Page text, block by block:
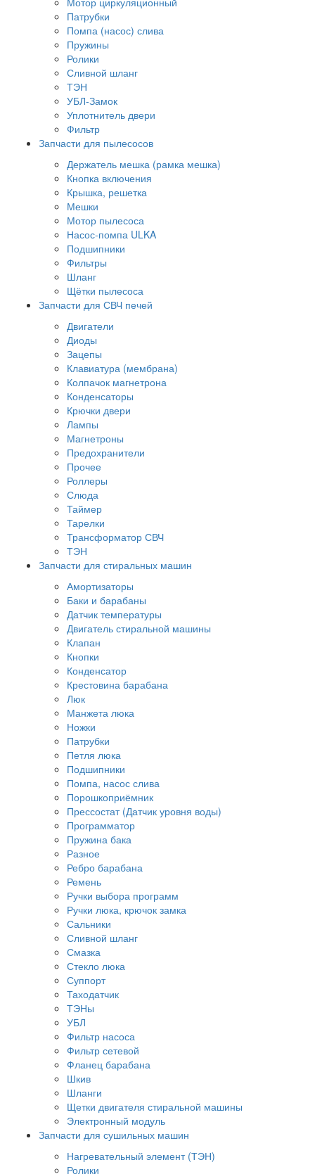
Патрубки
Помпа (насос) слива
Пружины
Ролики
Сливной шланг
ТЭН
УБЛ-Замок
Уплотнитель двери
Фильтр
Запчасти для пылесосов
Держатель мешка (рамка мешка)
Кнопка включения
Крышка, решетка
Мешки
Мотор пылесоса
Насос-помпа ULKA
Подшипники
Фильтры
Шланг
Щётки пылесоса
Запчасти для СВЧ печей
Двигатели
Диоды
Зацепы
Клавиатура (мембрана)
Колпачок магнетрона
Конденсаторы
Крючки двери
Лампы
Магнетроны
Предохранители
Прочее
Роллеры
Слюда
Таймер
Тарелки
Трансформатор СВЧ
ТЭН
Запчасти для стиральных машин
Амортизаторы
Баки и барабаны
Датчик температуры
Двигатель стиральной машины
Клапан
Кнопки
Конденсатор
Крестовина барабана
Люк
Манжета люка
Ножки
Патрубки
Петля люка
Подшипники
Помпа, насос слива
Порошкоприёмник
Прессостат (Датчик уровня воды)
Программатор
Пружина бака
Разное
Ребро барабана
Ремень
Ручки выбора программ
Ручки люка, крючок замка
Сальники
Сливной шланг
Смазка
Стекло люка
Суппорт
Таходатчик
ТЭНы
УБЛ
Фильтр насоса
Фильтр сетевой
Фланец барабана
Шкив
Шланги
Щетки двигателя стиральной машины
Электронный модуль
Запчасти для сушильных машин
Нагревательный элемент (ТЭН)
Ролики